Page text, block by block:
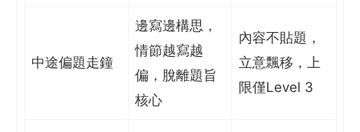
中途偏題走鐘
邊寫邊構思，
情節越寫越
偏，脫離題旨
核心
內容不貼題，
立意飄移，上
限僅Level 3